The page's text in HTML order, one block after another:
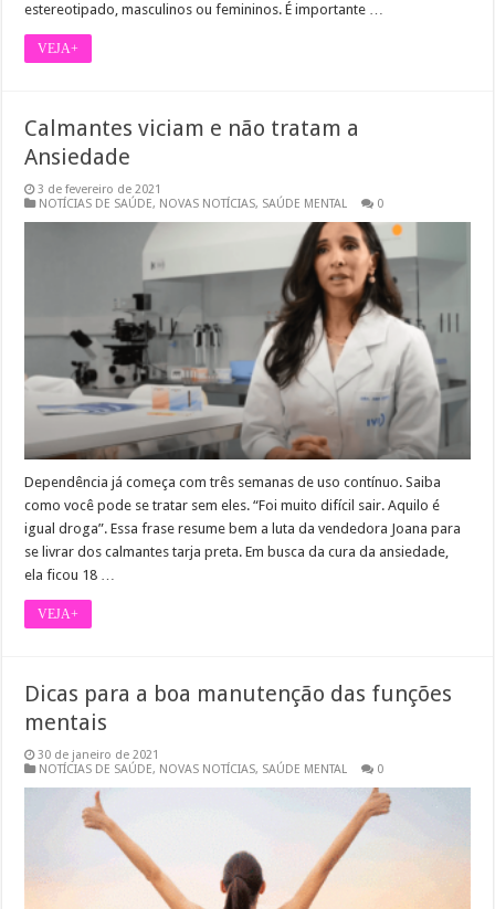
estereotipado, masculinos ou femininos. É importante …
VEJA+
Calmantes viciam e não tratam a
Ansiedade
3 de fevereiro de 2021
NOTÍCIAS DE SAÚDE, NOVAS NOTÍCIAS, SAÚDE MENTAL 0
Dependência já começa com três semanas de uso contínuo. Saiba
como você pode se tratar sem eles. “Foi muito difícil sair. Aquilo é
igual droga”. Essa frase resume bem a luta da vendedora Joana para
se livrar dos calmantes tarja preta. Em busca da cura da ansiedade,
ela ficou 18 …
VEJA+
Dicas para a boa manutenção das funções
mentais
30 de janeiro de 2021
NOTÍCIAS DE SAÚDE, NOVAS NOTÍCIAS, SAÚDE MENTAL 0